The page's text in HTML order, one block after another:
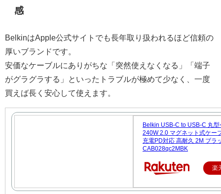
感
BelkinはApple公式サイトでも長年取り扱われるほど信頼の
厚いブランドです。
安価なケーブルにありがちな「突然使えなくなる」「端子
がグラグラする」といったトラブルが極めて少なく、一度
買えば長く安心して使えます。
Belkin USB-C to USB-C 丸型
240W 2.0 マグネット式ケー
充電PD対応 高耐久 2M ブラ
CAB028qc2MBK
楽